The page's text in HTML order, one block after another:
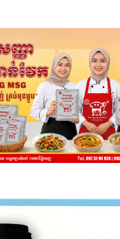
លាមនៅភាគខាងត្បូង
ធីវ៉ាត់